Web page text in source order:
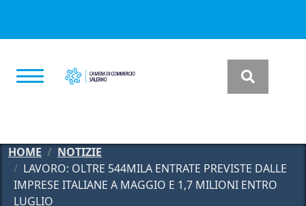
HOME
NOTIZIE
LAVORO: OLTRE 544MILA ENTRATE PREVISTE DALLE
IMPRESE ITALIANE A MAGGIO E 1,7 MILIONI ENTRO
LUGLIO